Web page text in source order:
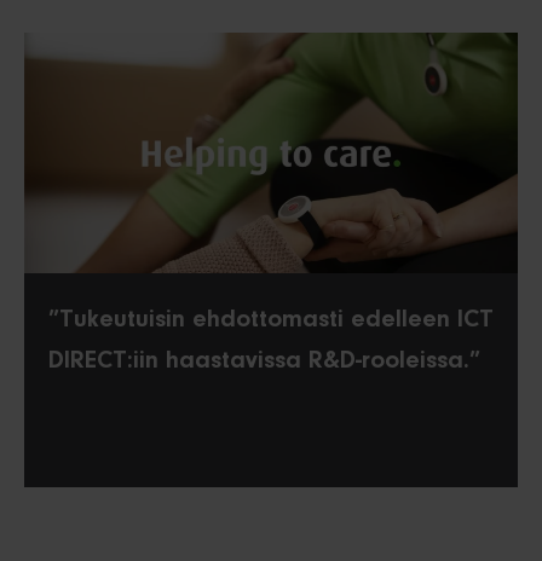
”Tukeutuisin ehdottomasti edelleen ICT
DIRECT:iin haastavissa R&D-rooleissa.”